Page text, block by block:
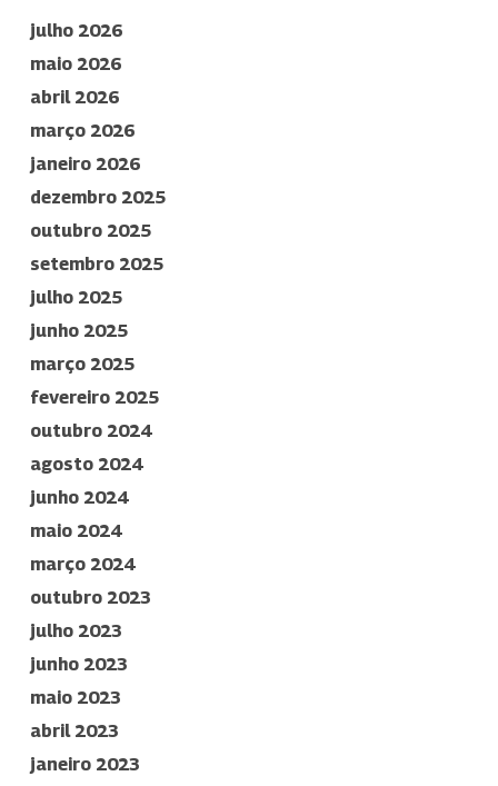
julho 2026
maio 2026
abril 2026
março 2026
janeiro 2026
dezembro 2025
outubro 2025
setembro 2025
julho 2025
junho 2025
março 2025
fevereiro 2025
outubro 2024
agosto 2024
junho 2024
maio 2024
março 2024
outubro 2023
julho 2023
junho 2023
maio 2023
abril 2023
janeiro 2023